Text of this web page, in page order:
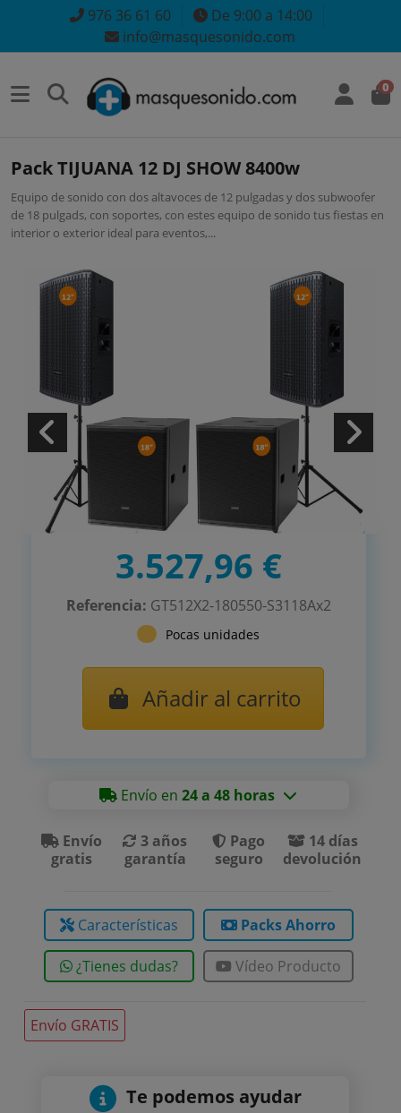
976 36 61 60
De 9:00 a 14:00
info@masquesonido.com
0
Pack TIJUANA 12 DJ SHOW 8400w
Equipo de sonido con dos altavoces de 12 pulgadas y dos subwoofer
de 18 pulgads, con soportes, con estes equipo de sonido tus fiestas en
interior o exterior ideal para eventos,...
Envío GRATIS
Te podemos ayudar
3.527,96 €
Referencia: GT512X2-180550-S3118Ax2
Pocas unidades
Añadir al carrito
Envío en24 a 48 horas
Envío
gratis
3 años
garantía
Pago
seguro
14 días
devolución
Características Packs Ahorro
¿Tienes dudas? Vídeo Producto